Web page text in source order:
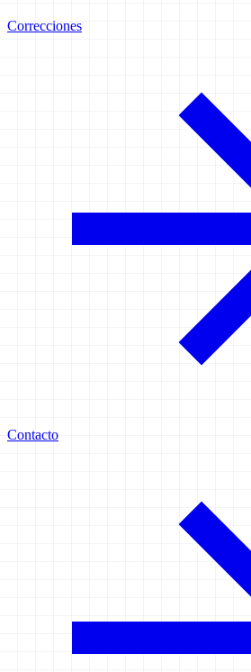
Correcciones
Contacto